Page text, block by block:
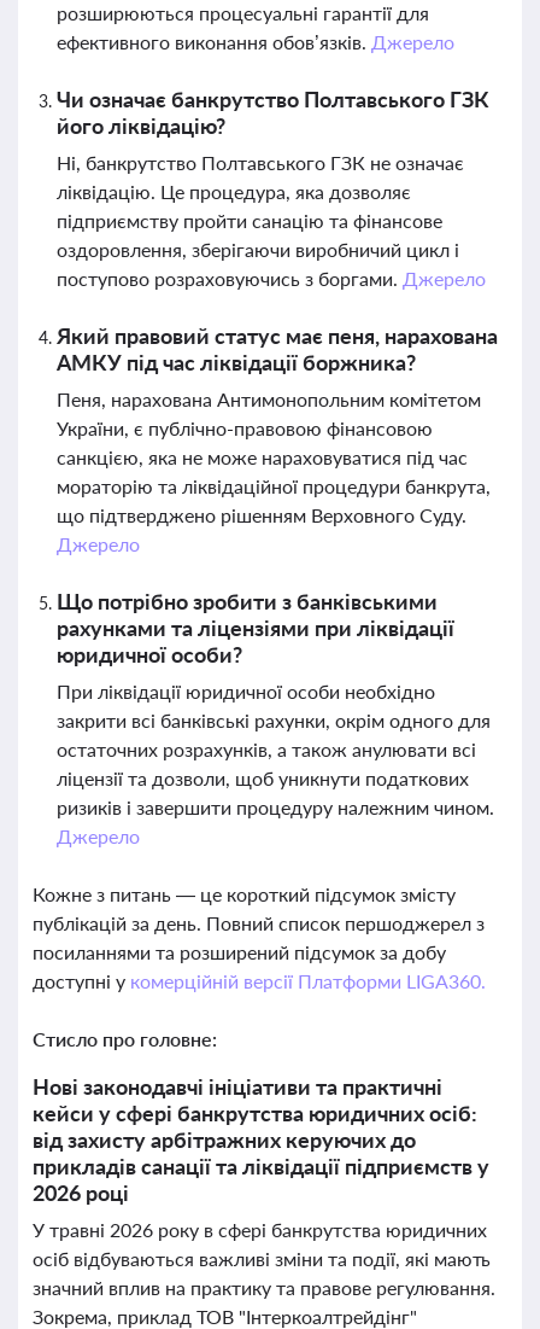
розширюються процесуальні гарантії для
ефективного виконання обов’язків. Джерело
Чи означає банкрутство Полтавського ГЗК
його ліквідацію?
Ні, банкрутство Полтавського ГЗК не означає
ліквідацію. Це процедура, яка дозволяє
підприємству пройти санацію та фінансове
оздоровлення, зберігаючи виробничий цикл і
поступово розраховуючись з боргами. Джерело
Який правовий статус має пеня, нарахована
АМКУ під час ліквідації боржника?
Пеня, нарахована Антимонопольним комітетом
України, є публічно-правовою фінансовою
санкцією, яка не може нараховуватися під час
мораторію та ліквідаційної процедури банкрута,
що підтверджено рішенням Верховного Суду.
Джерело
Що потрібно зробити з банківськими
рахунками та ліцензіями при ліквідації
юридичної особи?
При ліквідації юридичної особи необхідно
закрити всі банківські рахунки, окрім одного для
остаточних розрахунків, а також анулювати всі
ліцензії та дозволи, щоб уникнути податкових
ризиків і завершити процедуру належним чином.
Джерело
Кожне з питань — це короткий підсумок змісту
публікацій за день. Повний список першоджерел з
посиланнями та розширений підсумок за добу
доступні у комерційній версії Платформи LIGA360.
Стисло про головне:
Нові законодавчі ініціативи та практичні
кейси у сфері банкрутства юридичних осіб:
від захисту арбітражних керуючих до
прикладів санації та ліквідації підприємств у
2026 році
У травні 2026 року в сфері банкрутства юридичних
осіб відбуваються важливі зміни та події, які мають
значний вплив на практику та правове регулювання.
Зокрема, приклад ТОВ "Інтеркоалтрейдінг"